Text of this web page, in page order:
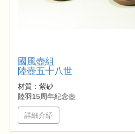
國風壺組
陸壺五十八世
材質：紫砂
陸羽15周年紀念壺
詳細介紹